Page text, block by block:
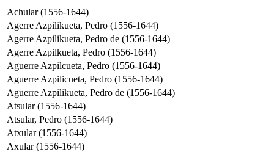
Achular (1556-1644)
Agerre Azpilikueta, Pedro (1556-1644)
Agerre Azpilikueta, Pedro de (1556-1644)
Agerre Azpilkueta, Pedro (1556-1644)
Aguerre Azpilcueta, Pedro (1556-1644)
Aguerre Azpilicueta, Pedro (1556-1644)
Aguerre Azpilikueta, Pedro de (1556-1644)
Atsular (1556-1644)
Atsular, Pedro (1556-1644)
Atxular (1556-1644)
Axular (1556-1644)